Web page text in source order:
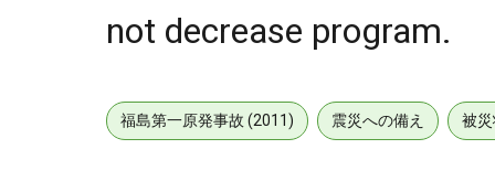
not decrease program.
福島第一原発事故 (2011) 震災への備え 被災